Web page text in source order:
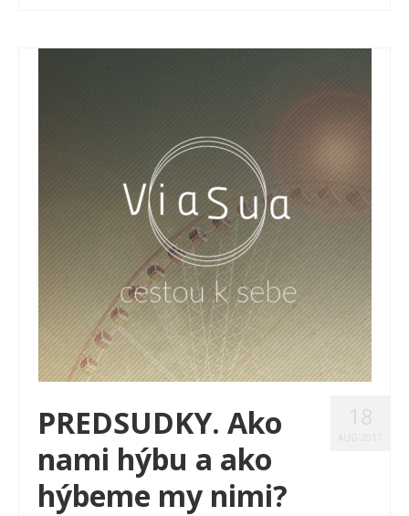
PREDSUDKY. Ako
nami hýbu a ako
hýbeme my nimi?